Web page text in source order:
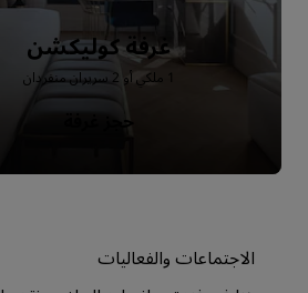
غرفة كوليكشن
1 ملكي أو 2 سريران منفردان
حجز غرفة
الاجتماعات والفعاليات